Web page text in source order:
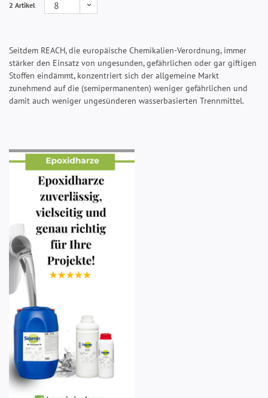
2 Artikel
Seitdem REACH, die europäische Chemikalien-Verordnung, immer
stärker den Einsatz von ungesunden, gefährlichen oder gar giftigen
Stoffen eindämmt, konzentriert sich der allgemeine Markt
zunehmend auf die (semipermanenten) weniger gefährlichen und
damit auch weniger ungesünderen wasserbasierten Trennmittel.